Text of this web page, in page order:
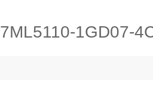
7ML5110-1GD07-